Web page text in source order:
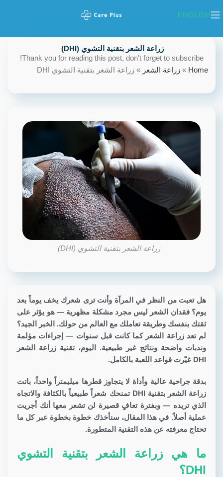
ENGLISH
زراعة الشعر بتقنية التشوي (DHI) ​
Thank you for reading this post, don't forget to subscribe!
Home
» زراعة الشعر » زراعة الشعر بتقنية التشوي DHI
زراعة الشعر بتقنية التشوي (DHI)
هل تعبت من النظر في المرآة وأنت ترى شعرك يخف يوماً بعد
يوم؟ فقدان الشعر ليس مجرد مشكلة مظهرية — هو يؤثر على
ثقتك بنفسك وطريقة تعاملك مع العالم من حولك. الخبر الجيد؟
لم تعد زراعة الشعر كما كانت قبل سنوات — إجراءات مؤلمة
وندبات واضحة ونتائج غير طبيعية. اليوم، تقنية زراعة الشعر
DHI غيّرت قواعد اللعبة بالكامل.
بدقة جراحية عالية وأداة لا يتجاوز قطرها ميليمتراً واحداً، باتت
زراعة الشعر بتقنية DHI تمنحك شعراً طبيعياً بالكثافة والاتجاه
الذي تريده — وبفترة تعافٍ قصيرة لن تشعر معها أنك أجريت
عملية أصلاً. في هذا المقال، سنأخذك خطوة بخطوة عبر كل ما
تحتاج معرفته عن هذه التقنية المتطورة.
ما هي زراعة الشعر بتقنية التشوي
DHI؟